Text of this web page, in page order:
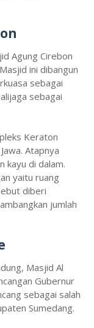
Agung Cirebon
ini dibangun
sebagai
sebagai
Keraton
Atapnya
kayu di dalam.
yaitu ruang
diberi
jumlah
Masjid Al
Gubernur
sebagai salah
Sumedang.